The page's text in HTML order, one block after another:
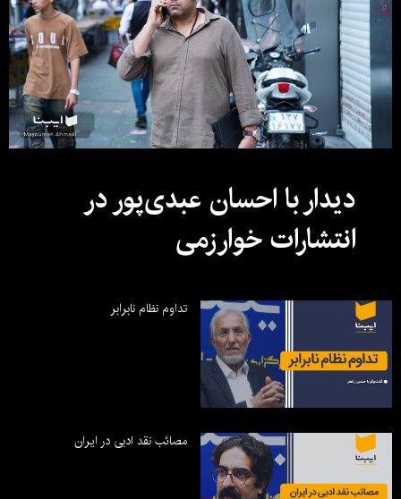
دیدار با احسان عبدی‌پور در
انتشارات خوارزمی
تداوم نظام نابرابر
مصائب نقد ادبی در ایران